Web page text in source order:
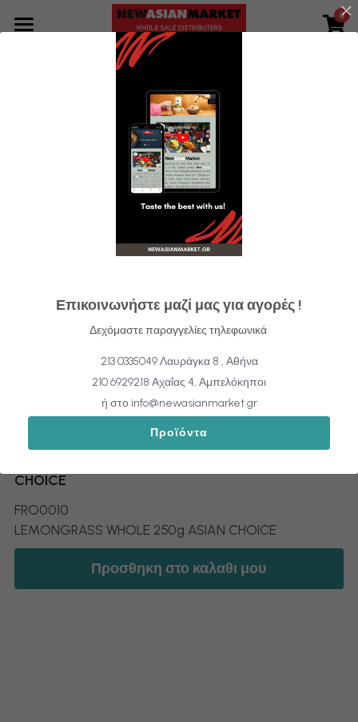
0
ENG
CHOICE
FRO0010
LEMONGRASS WHOLE 250g ASIAN CHOICE
Προσθηκη στο καλαθι μου
×
STORE CATEGORIES
Επικοινωνήστε μαζί μας για αγορές !
Δεχόμαστεπαραγγελίες τηλεφωνικά
213 0335049 Λαυράγκα 8 , Αθήνα
210 6929218 Αχαΐας 4, Αμπελόκηποι
ή στο info@newasianmarket.gr
Προϊόντα